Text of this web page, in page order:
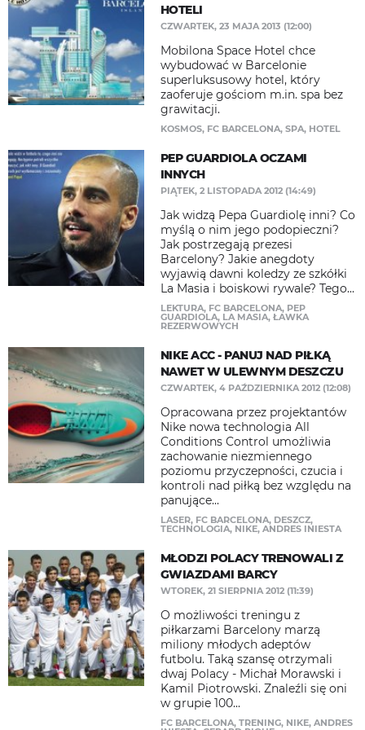
HOTELI
CZWARTEK, 23 MAJA 2013 (12:00)
Mobilona Space Hotel chce
wybudować w Barcelonie
superluksusowy hotel, który
zaoferuje gościom m.in. spa bez
grawitacji.
KOSMOS, FC BARCELONA, SPA, HOTEL
PEP GUARDIOLA OCZAMI
INNYCH
PIĄTEK, 2 LISTOPADA 2012 (14:49)
Jak widzą Pepa Guardiolę inni? Co
myślą o nim jego podopieczni?
Jak postrzegają prezesi
Barcelony? Jakie anegdoty
wyjawią dawni koledzy ze szkółki
La Masia i boiskowi rywale? Tego...
LEKTURA, FC BARCELONA, PEP
GUARDIOLA, LA MASIA, ŁAWKA
REZERWOWYCH
NIKE ACC - PANUJ NAD PIŁKĄ
NAWET W ULEWNYM DESZCZU
CZWARTEK, 4 PAŹDZIERNIKA 2012 (12:08)
Opracowana przez projektantów
Nike nowa technologia All
Conditions Control umożliwia
zachowanie niezmiennego
poziomu przyczepności, czucia i
kontroli nad piłką bez względu na
panujące...
LASER, FC BARCELONA, DESZCZ,
TECHNOLOGIA, NIKE, ANDRES INIESTA
MŁODZI POLACY TRENOWALI Z
GWIAZDAMI BARCY
WTOREK, 21 SIERPNIA 2012 (11:39)
O możliwości treningu z
piłkarzami Barcelony marzą
miliony młodych adeptów
futbolu. Taką szansę otrzymali
dwaj Polacy - Michał Morawski i
Kamil Piotrowski. Znaleźli się oni
w grupie 100...
FC BARCELONA, TRENING, NIKE, ANDRES